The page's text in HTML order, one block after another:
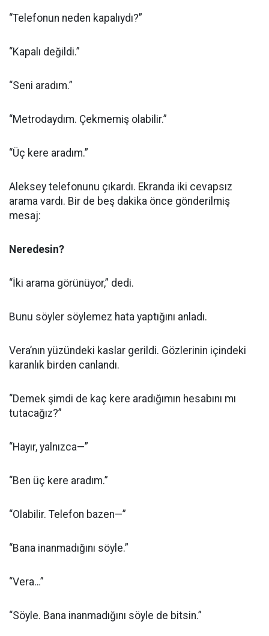
“Telefonun neden kapalıydı?”
“Kapalı değildi.”
“Seni aradım.”
“Metrodaydım. Çekmemiş olabilir.”
“Üç kere aradım.”
Aleksey telefonunu çıkardı. Ekranda iki cevapsız
arama vardı. Bir de beş dakika önce gönderilmiş
mesaj:
Neredesin?
“İki arama görünüyor,” dedi.
Bunu söyler söylemez hata yaptığını anladı.
Vera’nın yüzündeki kaslar gerildi. Gözlerinin içindeki
karanlık birden canlandı.
“Demek şimdi de kaç kere aradığımın hesabını mı
tutacağız?”
“Hayır, yalnızca—”
“Ben üç kere aradım.”
“Olabilir. Telefon bazen—”
“Bana inanmadığını söyle.”
“Vera…”
“Söyle. Bana inanmadığını söyle de bitsin.”